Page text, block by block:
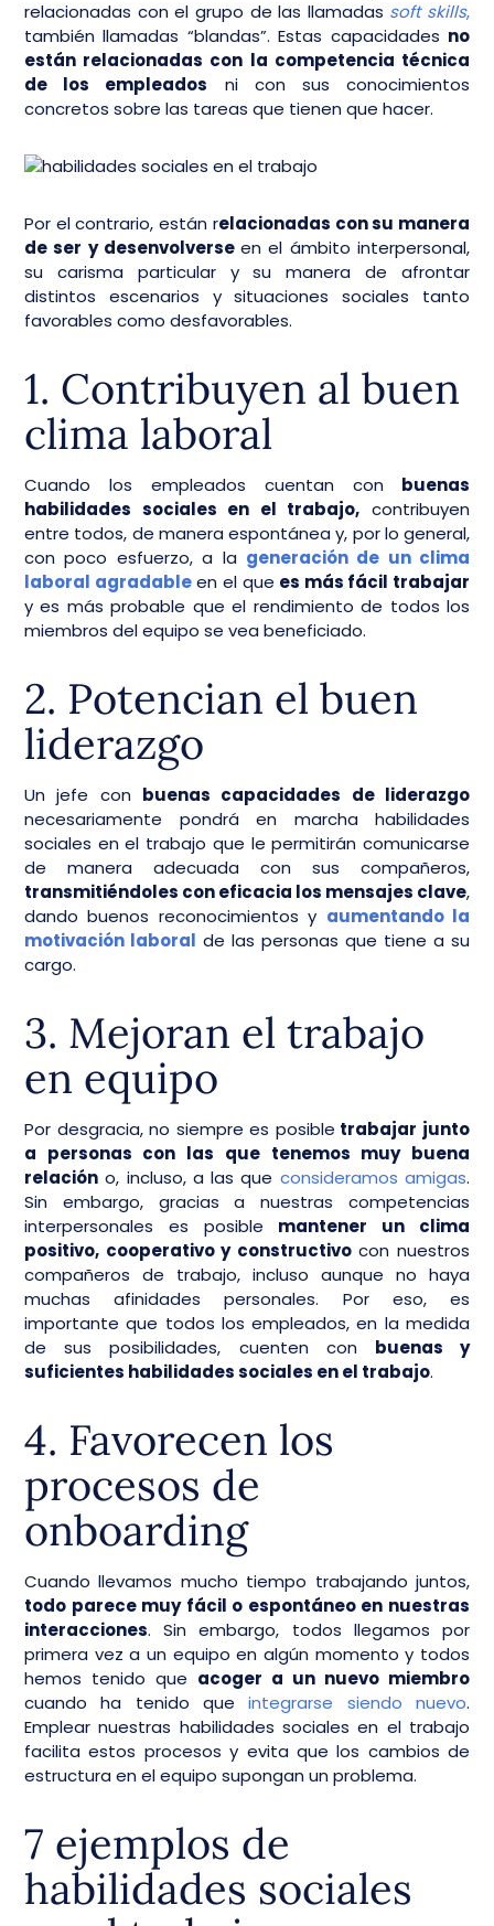
relacionadas con el grupo de las llamadas soft skills,
también llamadas “blandas”. Estas capacidades no
están relacionadas con la competencia técnica
de los empleados ni con sus conocimientos
concretos sobre las tareas que tienen que hacer.
Por el contrario, están relacionadas con su manera
de ser y desenvolverseen el ámbito interpersonal,
su carisma particular y su manera de afrontar
distintos escenarios y situaciones sociales tanto
favorables como desfavorables.
1. Contribuyen al buen
clima laboral
Cuando los empleados cuentan con buenas
habilidades sociales en el trabajo, contribuyen
entre todos, de manera espontánea y, por lo general,
con poco esfuerzo, a la generación de un clima
laboral agradableen el que es más fácil trabajar
y es más probable que el rendimiento de todos los
miembros del equipo se vea beneficiado.
2. Potencian el buen
liderazgo
Un jefe con buenas capacidades de liderazgo
necesariamente pondrá en marcha habilidades
sociales en el trabajo que le permitirán comunicarse
de manera adecuada con sus compañeros,
transmitiéndoles con eficacia los mensajes clave,
dando buenos reconocimientos y aumentando la
motivación laboral de las personas que tiene a su
cargo.
3. Mejoran el trabajo
en equipo
Por desgracia, no siempre es posible trabajar junto
a personas con las que tenemos muy buena
relación o, incluso, a las que consideramos amigas.
Sin embargo, gracias a nuestras competencias
interpersonales es posible mantener un clima
positivo, cooperativo y constructivocon nuestros
compañeros de trabajo, incluso aunque no haya
muchas afinidades personales. Por eso, es
importante que todos los empleados, en la medida
de sus posibilidades, cuenten con buenas y
suficientes habilidades sociales en el trabajo.
4. Favorecen los
procesos de
onboarding
Cuando llevamos mucho tiempo trabajando juntos,
todo parece muy fácil o espontáneo en nuestras
interacciones. Sin embargo, todos llegamos por
primera vez a un equipo en algún momento y todos
hemos tenido que acoger a un nuevo miembro
cuando ha tenido queintegrarse siendo nuevo.
Emplear nuestras habilidades sociales en el trabajo
facilita estos procesos y evita que los cambios de
estructura en el equipo supongan un problema.
7 ejemplos de
habilidades sociales